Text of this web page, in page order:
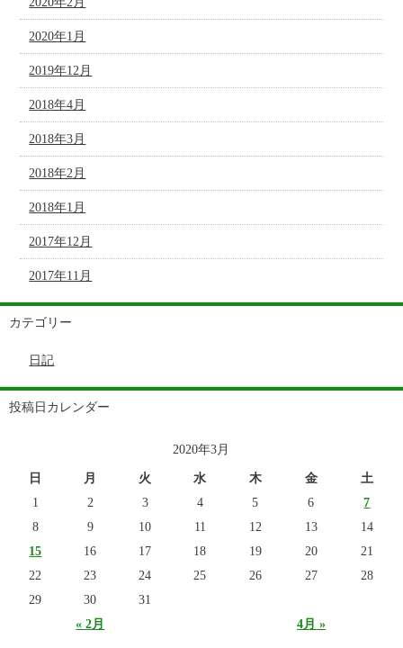
2020年1月
2019年12月
2018年4月
2018年3月
2018年2月
2018年1月
2017年12月
2017年11月
カテゴリー
日記
投稿日カレンダー
2020年3月
日 月 火 水 木 金 土
« 2月 4月 »
1 2 3 4 5 6
7
8
9 10 11 12 13
14
15
16 17 18 19 20
21
22
23 24 25 26 27
28
29
30 31